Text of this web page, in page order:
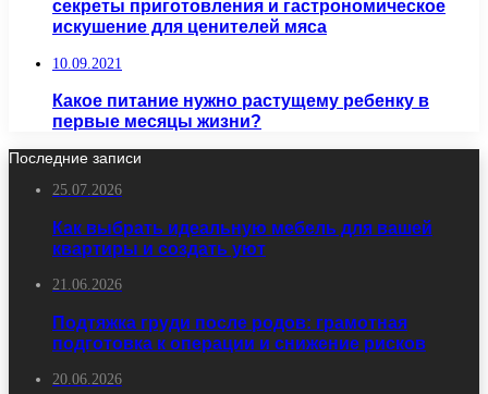
секреты приготовления и гастрономическое
искушение для ценителей мяса
10.09.2021
Какое питание нужно растущему ребенку в
первые месяцы жизни?
Последние записи
25.07.2026
Как выбрать идеальную мебель для вашей
квартиры и создать уют
21.06.2026
Подтяжка груди после родов: грамотная
подготовка к операции и снижение рисков
20.06.2026